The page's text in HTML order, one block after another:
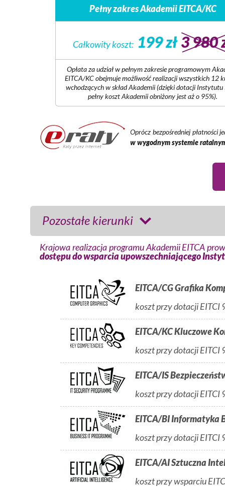
Pełny zakres Akademii EITCA/KC
Całkowity koszt: 199 zł 3 980
Opłata za udział w pełnym zakresie programowym
EITCA/KC obejmuje możliwość realizacji wszystkich 12
wchodzących w skład Akademii (dzięki dotacji Instytutu
pełny koszt Akademii obniżony jest aż o 95%).
Oprócz bezpośredniej płatności
w wygodnym systemie
Pozostałe kierunki
Krajowa realizacja programu Akademii EITCA
dostępu do wsparcia upowszechniającego
EITCA/CG Grafika
koszt przy dotacji
EITCA/KC Kluczowe
koszt przy dotacji
EITCA/IS
koszt przy dotacji
EITCA/BI Informatyka
koszt przy dotacji
EITCA/AI Sztuczna
koszt przy wsparciu